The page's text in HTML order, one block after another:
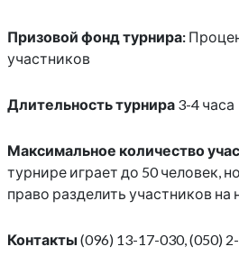
Призовой фонд турнира:
участников
Длительность турнира 3-4 часа
Максимальное количество
турнире играет до 50 человек,
право разделить участников на
Контакты(096) 13-17-030, (050)